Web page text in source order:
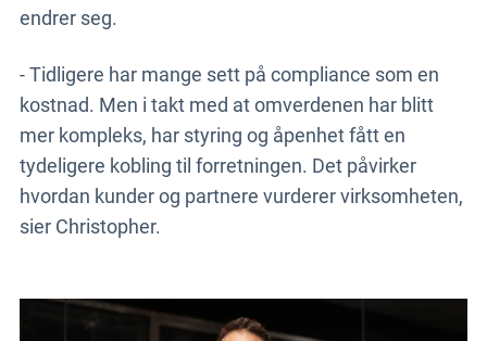
endrer seg.
- Tidligere har mange sett på compliance som en
kostnad. Men i takt med at omverdenen har blitt
mer kompleks, har styring og åpenhet fått en
tydeligere kobling til forretningen. Det påvirker
hvordan kunder og partnere vurderer virksomheten,
sier Christopher.